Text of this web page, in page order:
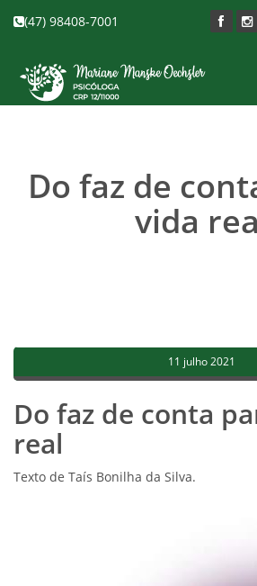
(47) 98408-7001
Do faz de
vida
11 julho 2021
Do faz de conta
real
Texto de Taís Bonilha da Silva.